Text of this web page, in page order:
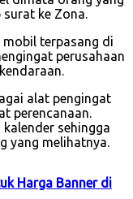
ke Zona.
terpasang di
perusahaan
alat pengingat
perencanaan.
sehingga
yang melihatnya.
Harga Banner di